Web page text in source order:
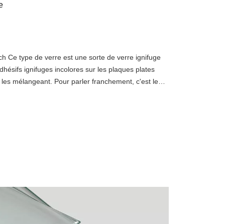
Ce type de verre est une sorte de verre ignifuge
ignifuges incolores sur les plaques plates
mélangeant. Pour parler franchement, c'est le